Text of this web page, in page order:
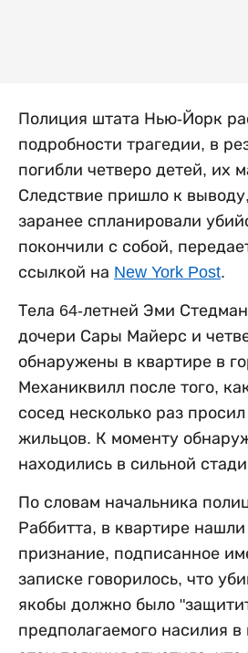
Полиция штата Нью-Йорк
подробности трагедии, в
погибли четверо детей, их
Следствие пришло к
заранее спланировали
покончили с собой,
ссылкой на New York Post.
Тела 64-летней Эми
дочери Сары Майерс и
обнаружены в квартире в
Механиквилл после того,
сосед несколько раз
жильцов. К моменту
находились в сильной
По словам начальника
Раббитта, в квартире
признание, подписанное
записке говорилось, что
якобы должно было
предполагаемого насилия